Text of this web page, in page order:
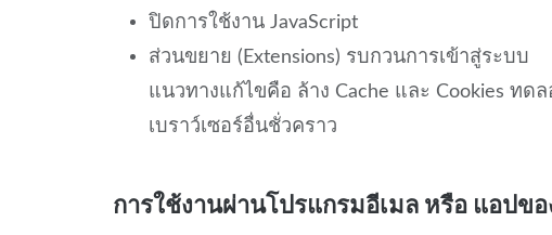
ปิดการใช้งาน JavaScript
ส่วนขยาย (Extensions) รบกวนการเข้าสู่ระบบ
แนวทางแก้ไขคือ ล้าง Cache และ Cookies ทด
เบราว์เซอร์อื่นชั่วคราว
การใช้งานผ่านโปรแกรมอีเมล หรือ แอปข